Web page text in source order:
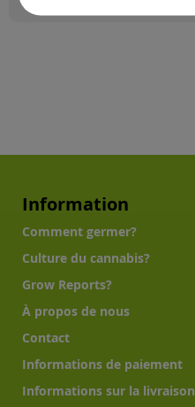
Information
Comment germer?
Culture du cannabis?
Grow Reports?
À propos de nous
Contact
Informations de paiement
Informations sur la livraison